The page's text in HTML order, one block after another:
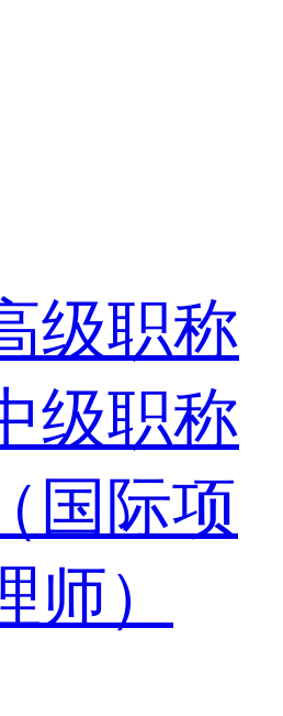
级职称
级职称
国际项
师）